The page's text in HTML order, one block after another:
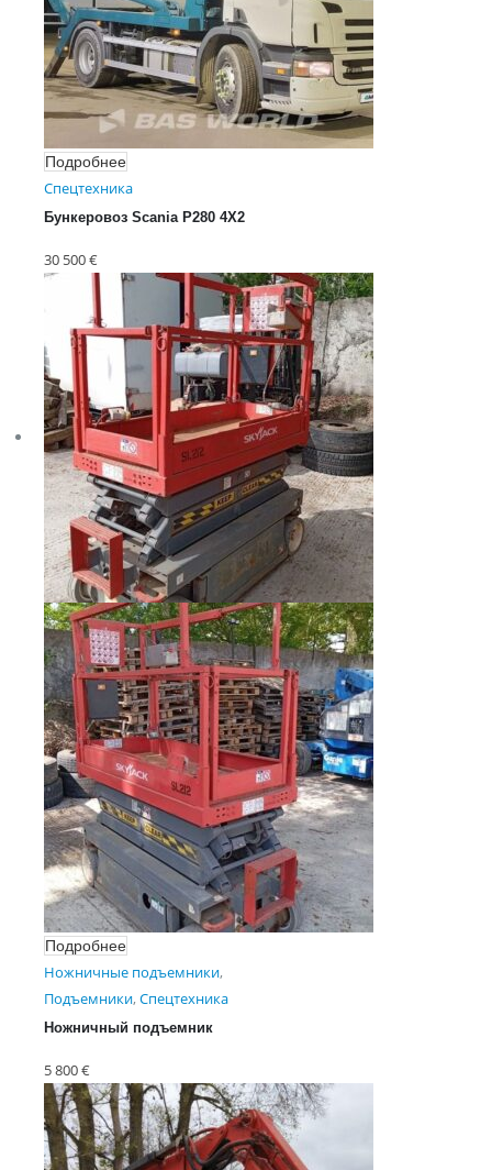
Подробнее
Спецтехника
Бункеровоз Scania P280 4X2
30 500€
Подробнее
Ножничные подъемники,
Подъемники,Спецтехника
Ножничный подъемник
5 800€